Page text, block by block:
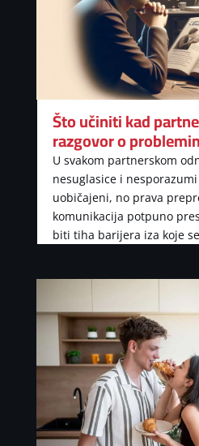
Što učiniti kad
razgovor o
U svakom partnerskom
nesuglasice i
uobičajeni, no prava
komunikacija potpuno
biti tiha barijera iza koje